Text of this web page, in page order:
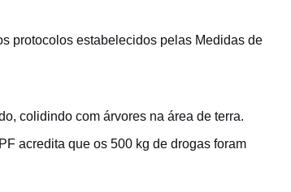
protocolos estabelecidos pelas Medidas de
colidindo com árvores na área de terra.
acredita que os 500 kg de drogas foram